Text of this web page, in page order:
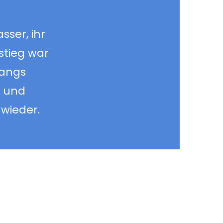
ihr
war
und